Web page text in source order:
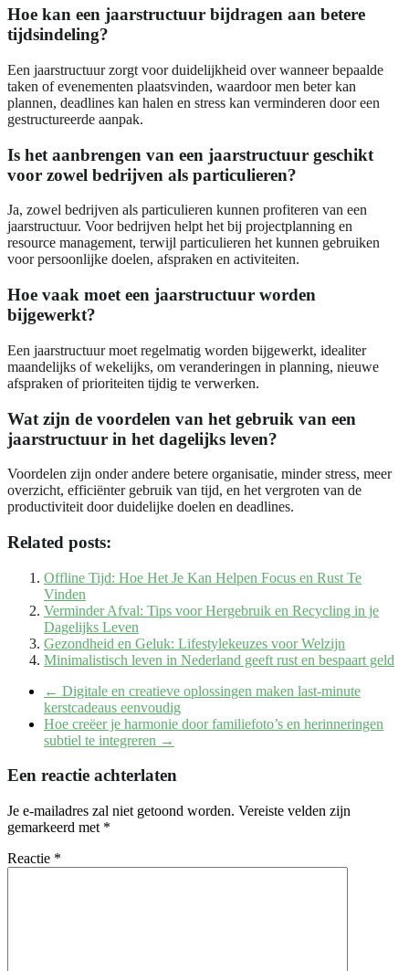
Hoe kan een jaarstructuur bijdragen aan betere
tijdsindeling?
Een jaarstructuur zorgt voor duidelijkheid over wanneer bepaalde
taken of evenementen plaatsvinden, waardoor men beter kan
plannen, deadlines kan halen en stress kan verminderen door een
gestructureerde aanpak.
Is het aanbrengen van een jaarstructuur geschikt
voor zowel bedrijven als particulieren?
Ja, zowel bedrijven als particulieren kunnen profiteren van een
jaarstructuur. Voor bedrijven helpt het bij projectplanning en
resource management, terwijl particulieren het kunnen gebruiken
voor persoonlijke doelen, afspraken en activiteiten.
Hoe vaak moet een jaarstructuur worden
bijgewerkt?
Een jaarstructuur moet regelmatig worden bijgewerkt, idealiter
maandelijks of wekelijks, om veranderingen in planning, nieuwe
afspraken of prioriteiten tijdig te verwerken.
Wat zijn de voordelen van het gebruik van een
jaarstructuur in het dagelijks leven?
Voordelen zijn onder andere betere organisatie, minder stress, meer
overzicht, efficiënter gebruik van tijd, en het vergroten van de
productiviteit door duidelijke doelen en deadlines.
Related posts:
Offline Tijd: Hoe Het Je Kan Helpen Focus en Rust Te
Vinden
Verminder Afval: Tips voor Hergebruik en Recycling in je
Dagelijks Leven
Gezondheid en Geluk: Lifestylekeuzes voor Welzijn
Minimalistisch leven in Nederland geeft rust en bespaart geld
← Digitale en creatieve oplossingen maken last-minute
kerstcadeaus eenvoudig
Hoe creëer je harmonie door familiefoto’s en herinneringen
subtiel te integreren →
Een reactie achterlaten
Je e-mailadres zal niet getoond worden. Vereiste velden zijn
gemarkeerd met *
Reactie *